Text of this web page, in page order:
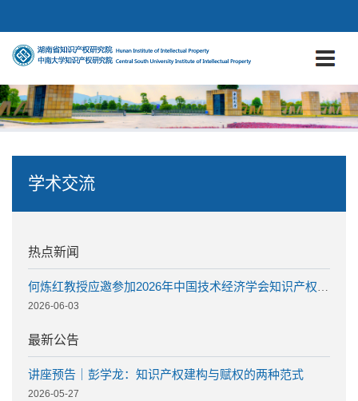
Toggle
学术交流
热点新闻
何炼红教授应邀参加2026年中国技术经济学会知识产权驱动区域创新高质量发展研讨会
2026-06-03
最新公告
讲座预告｜彭学龙：知识产权建构与赋权的两种范式
2026-05-27